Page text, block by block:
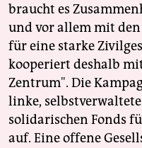
braucht es
und vor allem mit den
für eine starke
kooperiert deshalb
Zentrum". Die
linke,
solidarischen Fonds
auf. Eine offene